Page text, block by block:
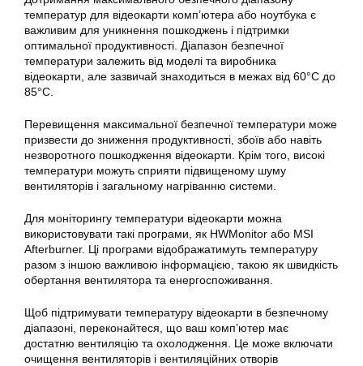
температур для відеокарти комп’ютера або ноутбука є
важливим для уникнення пошкоджень і підтримки
оптимальної продуктивності. Діапазон безпечної
температури залежить від моделі та виробника
відеокарти, але зазвичай знаходиться в межах від 60°C до
85°C.
Перевищення максимальної безпечної температури може
призвести до зниження продуктивності, збоїв або навіть
незворотного пошкодження відеокарти. Крім того, високі
температури можуть сприяти підвищеному шуму
вентиляторів і загальному нагріванню системи.
Для моніторингу температури відеокарти можна
використовувати такі програми, як HWMonitor або MSI
Afterburner. Ці програми відображатимуть температуру
разом з іншою важливою інформацією, такою як швидкість
обертання вентилятора та енергоспоживання.
Щоб підтримувати температуру відеокарти в безпечному
діапазоні, переконайтеся, що ваш комп’ютер має
достатню вентиляцію та охолодження. Це може включати
очищення вентиляторів і вентиляційних отворів